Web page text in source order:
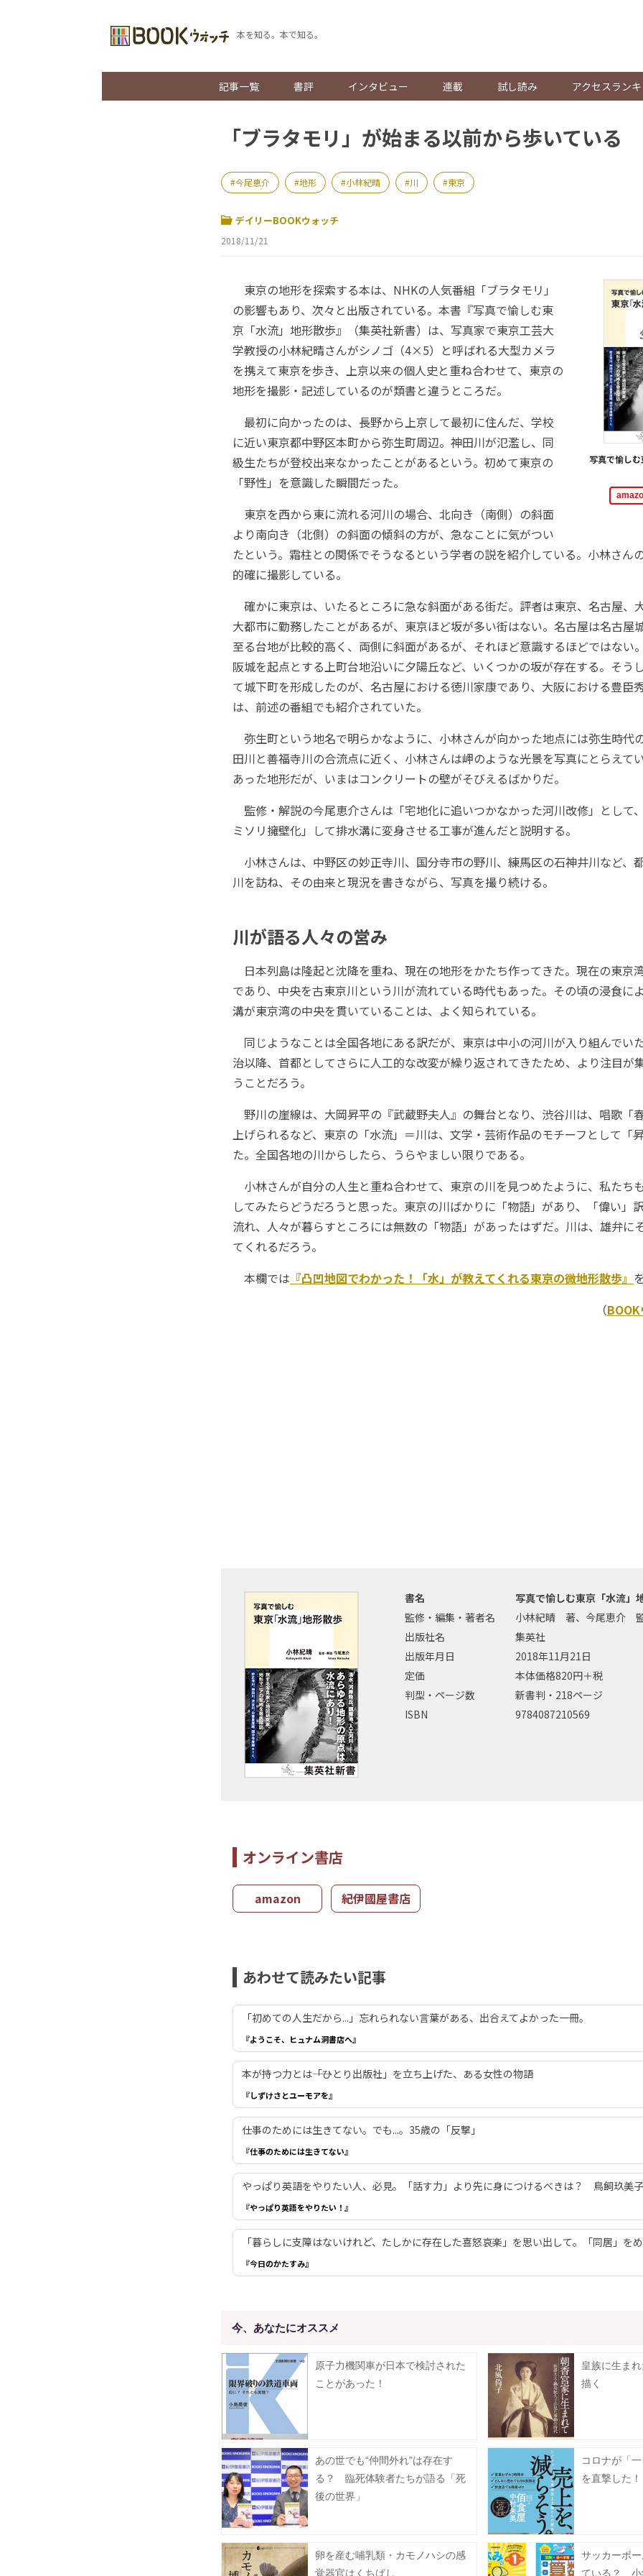
本を知る。本で知る。
記事一覧 書評 インタビュー 連載 試し読み アクセスラン
「ブラタモリ」が始まる以前から歩いている
今尾恵介 地形 小林紀晴 川 東京
デイリーBOOKウォッチ
2018/11/21
写真で愉し
東京の地形を探索する本は、NHKの人気番組「ブラタモリ」
の影響もあり、次々と出版されている。本書『写真で愉しむ東
京「水流」地形散歩』（集英社新書）は、写真家で東京工芸大
学教授の小林紀晴さんがシノゴ（4×5）と呼ばれる大型カメラ
を携えて東京を歩き、上京以来の個人史と重ね合わせて、東京の
地形を撮影・記述しているのが類書と違うところだ。
最初に向かったのは、長野から上京して最初に住んだ、学校
に近い東京都中野区本町から弥生町周辺。神田川が氾濫し、同
級生たちが登校出来なかったことがあるという。初めて東京の
「野性」を意識した瞬間だった。
東京を西から東に流れる河川の場合、北向き（南側）の斜面
より南向き（北側）の斜面の傾斜の方が、急なことに気がつい
たという。霜柱との関係でそうなるという学者の説を紹介している。小林さん
的確に撮影している。
確かに東京は、いたるところに急な斜面がある街だ。評者は東京、名古屋、
大都市に勤務したことがあるが、東京ほど坂が多い街はない。名古屋は名古屋
至る台地が比較的高く、両側に斜面があるが、それほど意識するほどではない
阪城を起点とする上町台地沿いに夕陽丘など、いくつかの坂が存在する。そう
て城下町を形成したのが、名古屋における徳川家康であり、大阪における豊臣
は、前述の番組でも紹介されていた。
弥生町という地名で明らかなように、小林さんが向かった地点には弥生時代
田川と善福寺川の合流点に近く、小林さんは岬のような光景を写真にとらえて
あった地形だが、いまはコンクリートの壁がそびえるばかりだ。
監修・解説の今尾恵介さんは「宅地化に追いつかなかった河川改修」として
ミソリ擁壁化」して排水溝に変身させる工事が進んだと説明する。
小林さんは、中野区の妙正寺川、国分寺市の野川、練馬区の石神井川など、
川を訪ね、その由来と現況を書きながら、写真を撮り続ける。
川が語る人々の営み
日本列島は隆起と沈降を重ね、現在の地形をかたち作ってきた。現在の東京
であり、中央を古東京川という川が流れている時代もあった。その頃の浸食に
溝が東京湾の中央を貫いていることは、よく知られている。
同じようなことは全国各地にある訳だが、東京は中小の河川が入り組んでい
治以降、首都としてさらに人工的な改変が繰り返されてきたため、より注目が
うことだろう。
野川の崖線は、大岡昇平の『武蔵野夫人』の舞台となり、渋谷川は、唱歌「
上げられるなど、東京の「水流」＝川は、文学・芸術作品のモチーフとして「
た。全国各地の川からしたら、うらやましい限りである。
小林さんが自分の人生と重ね合わせて、東京の川を見つめたように、私たち
してみたらどうだろうと思った。東京の川ばかりに「物語」があり、「偉い」
流れ、人々が暮らすところには無数の「物語」があったはずだ。川は、雄弁に
てくれるだろう。
本欄では 『凸凹地図でわかった！「水」が教えてくれる東京の微地形散歩』
（
書名
写真で愉しむ東京「水流」
監修・編集・著者名
小林紀晴 著、今尾恵介
出版社名
集英社
出版年月日
2018年11月21日
定価
本体価格820円＋税
判型・ページ数
新書判・218ページ
ISBN
9784087210569
オンライン書店
amazon 紀伊國屋書店
あわせて読みたい記事
「初めての人生だから...」忘れられない言葉がある、出合えてよかった一冊。
『ようこそ、ヒュナム洞書店へ』
本が持つ力とは――「ひとり出版社」を立ち上げた、ある女性の物語
『しずけさとユーモアを』
仕事のためには生きてない。でも...。35歳の「反撃」
『仕事のためには生きてない』
やっぱり英語をやりたい人、必見。「話す力」より先に身につけるべきは？ 鳥飼玖美
『やっぱり英語をやりたい！』
「暮らしに支障はないけれど、たしかに存在した喜怒哀楽」を思い出して。「同居」をめ
『今日のかたすみ』
今、あなたにオススメ
原子力機関車が日本で検討された
ことがあった！
皇族に生ま
描く
あの世でも“仲間外れ”は存在す
る？ 臨死体験者たちが語る「死
後の世界」
コロナが「
を直撃した！
卵を産む哺乳類・カモノハシの感
覚器官はくちばし
サッカーボ
ている？ 小